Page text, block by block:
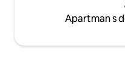
Apartman s